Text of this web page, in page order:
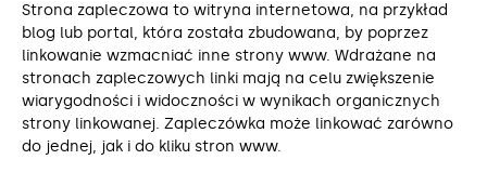
Strona zapleczowa to witryna internetowa, na przykład
blog lub portal, która została zbudowana, by poprzez
linkowanie wzmacniać inne strony www. Wdrażane na
stronach zapleczowych linki mają na celu zwiększenie
wiarygodności i widoczności w wynikach organicznych
strony linkowanej. Zapleczówka może linkować zarówno
do jednej, jak i do kliku stron www.